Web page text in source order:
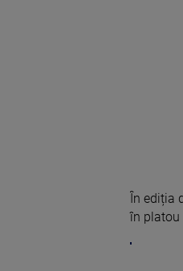
În ediția
în platou